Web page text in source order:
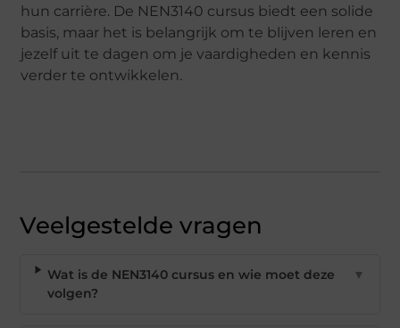
hun carrière. De NEN3140 cursus biedt een solide
basis, maar het is belangrijk om te blijven leren en
jezelf uit te dagen om je vaardigheden en kennis
verder te ontwikkelen.
Veelgestelde vragen
Wat is de NEN3140 cursus en wie moet deze
volgen?
▼